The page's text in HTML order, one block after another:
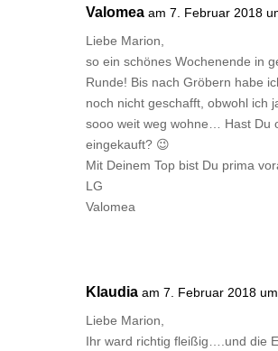
Valomea am 7. Februar 2018
Liebe Marion,
so ein schönes Wochenende in
Runde! Bis nach Gröbern habe
noch nicht geschafft, obwohl ich
sooo weit weg wohne… Hast Du
eingekauft? 😉
Mit Deinem Top bist Du prima
LG
Valomea
Klaudia am 7. Februar 2018
Liebe Marion,
Ihr ward richtig fleißig….und die